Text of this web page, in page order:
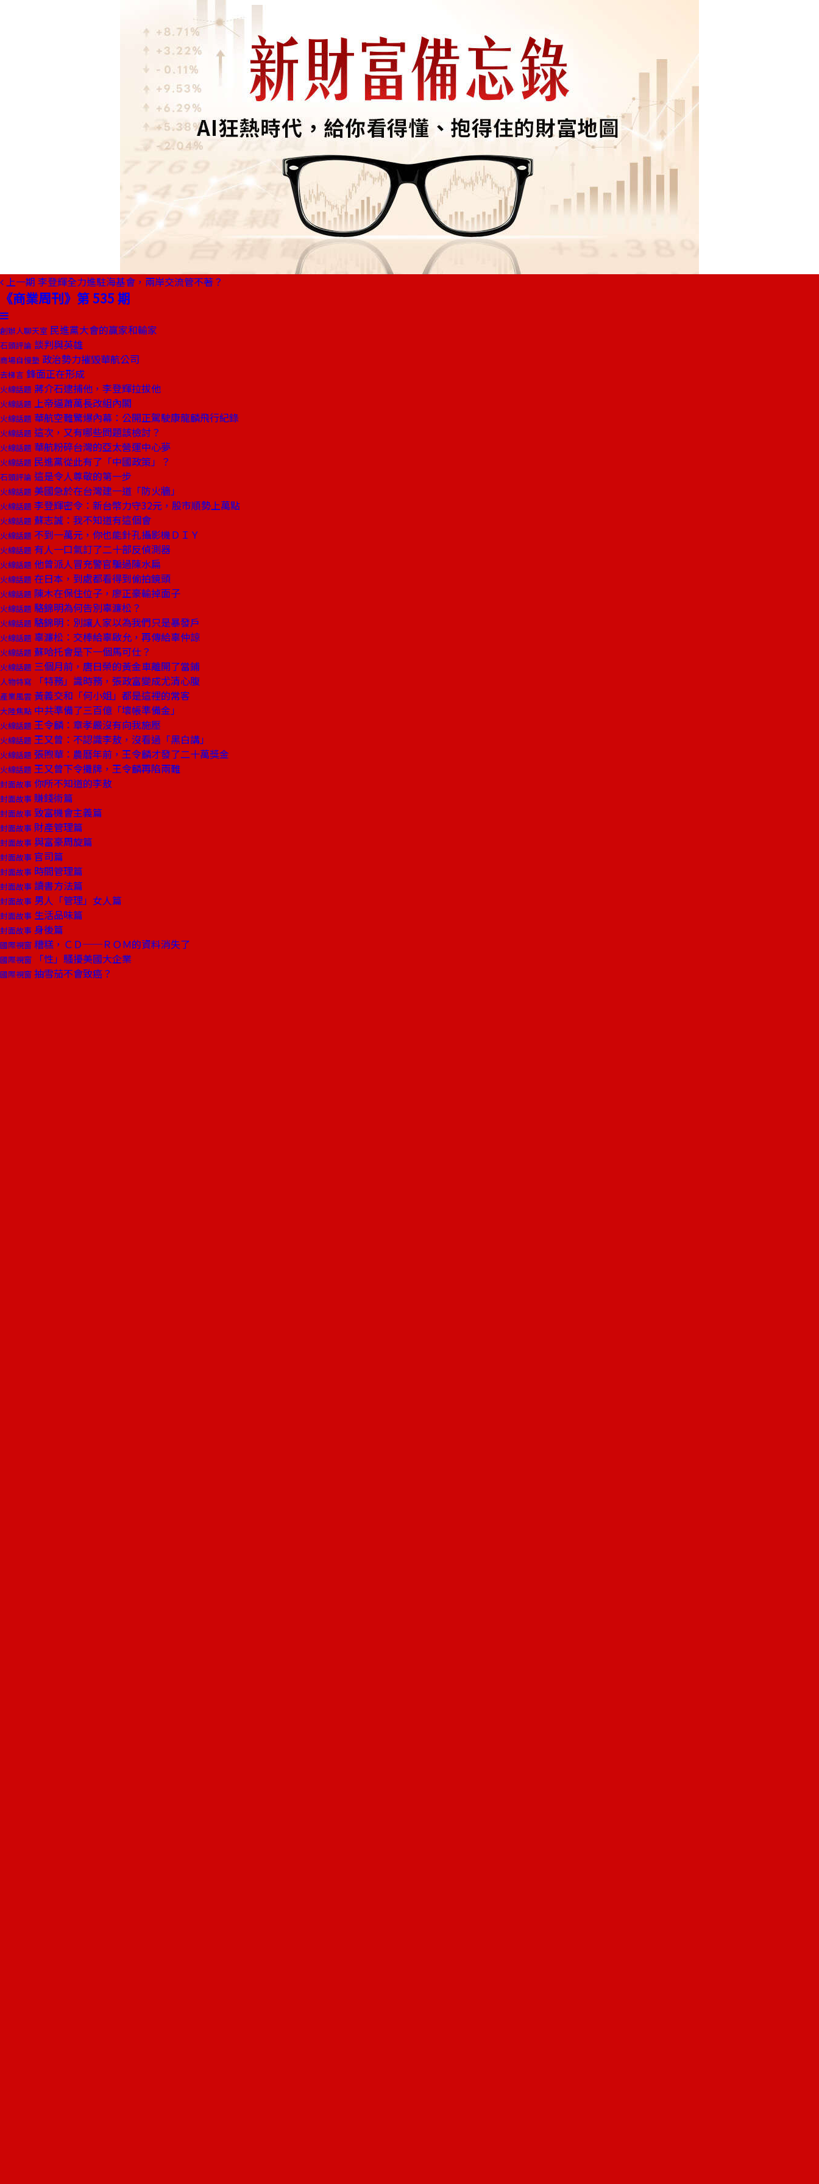
上一期 李登輝全力進駐海基會，兩岸交流管不著？
《商業周刊》第 535 期
創辦人聊天室 民進黨大會的贏家和輸家
石頭評論 談判與英雄
商場自慢塾 政治勢力摧毀華航公司
去梯言 鋒面正在形成
火線話題 蔣介石逮捕他，李登輝拉拔他
火線話題 上帝逼蕭萬長改組內閣
火線話題 華航空難驚爆內幕：公開正駕駛康龍麟飛行紀錄
火線話題 這次，又有哪些問題該檢討？
火線話題 華航粉碎台灣的亞太營運中心夢
火線話題 民進黨從此有了「中國政策」？
石頭評論 這是令人尊敬的第一步
火線話題 美國急於在台灣建一道「防火牆」
火線話題 李登輝密令：新台幣力守32元，股市順勢上萬點
火線話題 蘇志誠：我不知道有這個會
火線話題 不到一萬元，你也能針孔攝影機ＤＩＹ
火線話題 有人一口氣訂了二十部反偵測器
火線話題 他曾派人冒充警官騙過陳水扁
火線話題 在日本，到處都看得到偷拍鏡頭
火線話題 陳木在保住位子，廖正豪輸掉面子
火線話題 駱錦明為何告別辜濂松？
火線話題 駱錦明：別讓人家以為我們只是暴發戶
火線話題 辜濂松：交棒給辜啟允，再傳給辜仲諒
火線話題 蘇哈托會是下一個馬可仕？
火線話題 三個月前，唐日榮的黃金車離開了當鋪
人物特寫 「特務」識時務，張政富變成尤清心腹
產業風雲 黃義交和「何小姐」都是這裡的常客
大陸焦點 中共準備了三百億「壞帳準備金」
火線話題 王令麟：章孝嚴沒有向我施壓
火線話題 王又曾：不認識李敖，沒看過「黑白講」
火線話題 張煦華：農曆年前，王令麟才發了二十萬獎金
火線話題 王又曾下令攤牌，王令麟再陷兩難
封面故事 你所不知道的李敖
封面故事 賺錢術篇
封面故事 致富機會主義篇
封面故事 財產管理篇
封面故事 與富豪周旋篇
封面故事 官司篇
封面故事 時間管理篇
封面故事 讀書方法篇
封面故事 男人「管理」女人篇
封面故事 生活品味篇
封面故事 身後篇
國際視窗 糟糕，ＣＤ──ＲＯＭ的資料消失了
國際視窗 「性」騷擾美國大企業
國際視窗 抽雪茄不會致癌？